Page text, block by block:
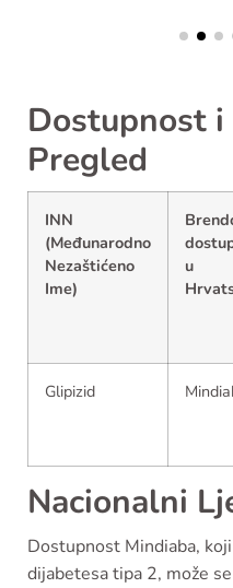
Dostupnost i
Pregled
INN
(Međunarodno
Nezaštićeno
Ime)
u
Glipizid
Nacionalni
Dostupnost Mindiaba,
dijabetesa tipa 2, može